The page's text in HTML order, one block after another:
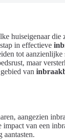
huiseigenaar
in effectieve
tot aanzienlijke
maar
van
aangezien
van een
aantasten.